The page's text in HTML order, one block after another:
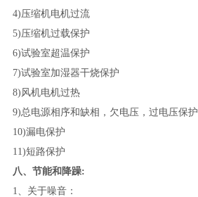
4)压缩机电机过流
5)压缩机过载保护
6)试验室超温保护
7)试验室加湿器干烧保护
8)风机电机过热
9)总电源相序和缺相，欠电压，过电压保护
10)漏电保护
11)短路保护
八、节能和降躁:
1
、关于噪音：